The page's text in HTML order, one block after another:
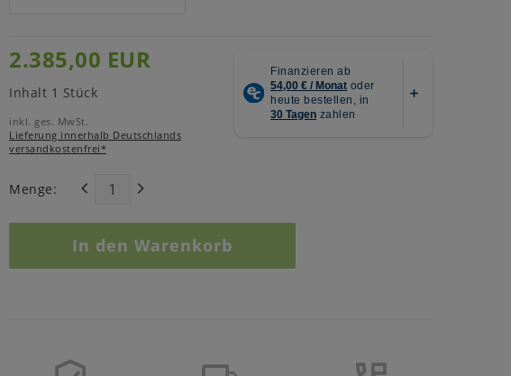
2.385,00 EUR
Inhalt 1 Stück
inkl. ges. MwSt.
Lieferung innerhalb Deutschlands
versandkostenfrei*
Menge:
In den Warenkorb